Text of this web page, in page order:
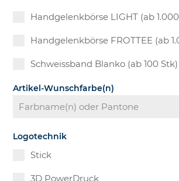
Handgelenkbörse LIGHT (ab
Handgelenkbörse FROTTEE (ab
Schweissband Blanko (ab 100 Stk)
Artikel-Wunschfarbe(n)
Logotechnik
Stick
3D PowerDruck